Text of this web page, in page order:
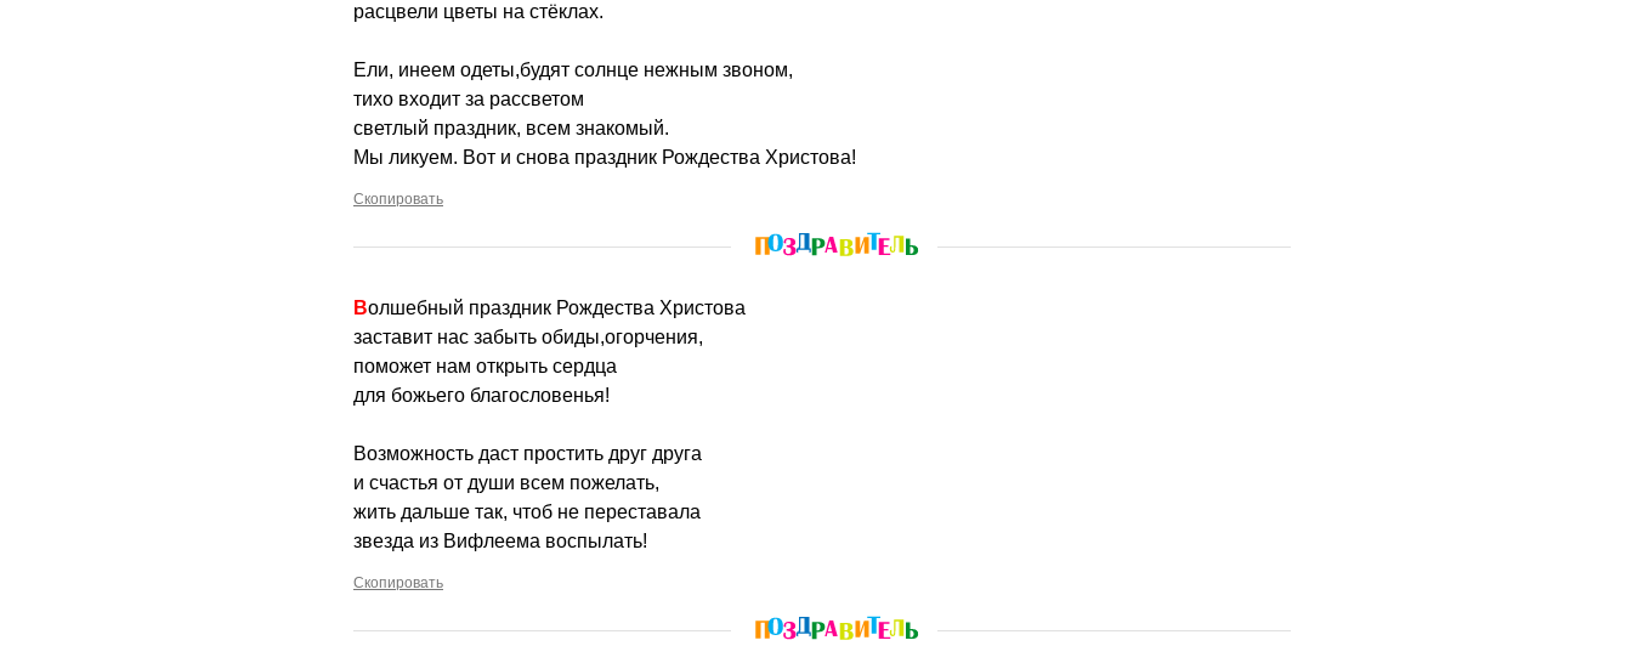
расцвели цветы на стёклах.
Ели, инеем одеты,будят солнце нежным звоном,
тихо входит за рассветом
светлый праздник, всем знакомый.
Мы ликуем. Вот и снова праздник Рождества Христова!
Скопировать
Волшебный праздник Рождества Христова
заставит нас забыть обиды,огорчения,
поможет нам открыть сердца
для божьего благословенья!
Возможность даст простить друг друга
и счастья от души всем пожелать,
жить дальше так, чтоб не переставала
звезда из Вифлеема воспылать!
Скопировать